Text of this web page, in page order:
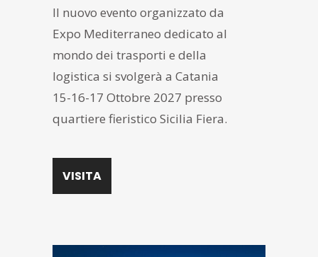
Il nuovo evento organizzato da
Expo Mediterraneo dedicato al
mondo dei trasporti e della
logistica si svolgerà a Catania
15-16-17 Ottobre 2027 presso
quartiere fieristico Sicilia Fiera.
VISITA